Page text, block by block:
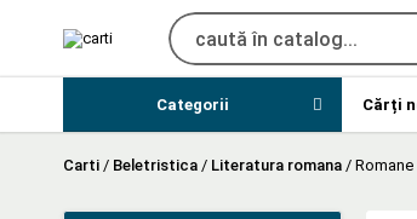
Categorii Cărți
Carti / Beletristica / Literatura romana / Romane